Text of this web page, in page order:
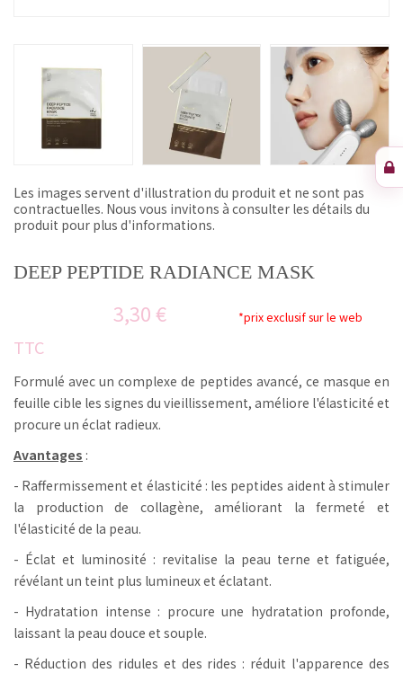
Les images servent d'illustration du produit et ne sont pas
contractuelles. Nous vous invitons à consulter les détails du
produit pour plus d'informations.
DEEP PEPTIDE RADIANCE MASK
3,30 € *prix exclusif sur le web
TTC
Formulé avec un complexe de peptides avancé, ce masque en
feuille cible les signes du vieillissement, améliore l'élasticité et
procure un éclat radieux.
Avantages :
- Raffermissement et élasticité : les peptides aident à stimuler
la production de collagène, améliorant la fermeté et
l'élasticité de la peau.
- Éclat et luminosité : revitalise la peau terne et fatiguée,
révélant un teint plus lumineux et éclatant.
- Hydratation intense : procure une hydratation profonde,
laissant la peau douce et souple.
- Réduction des ridules et des rides : réduit l'apparence des